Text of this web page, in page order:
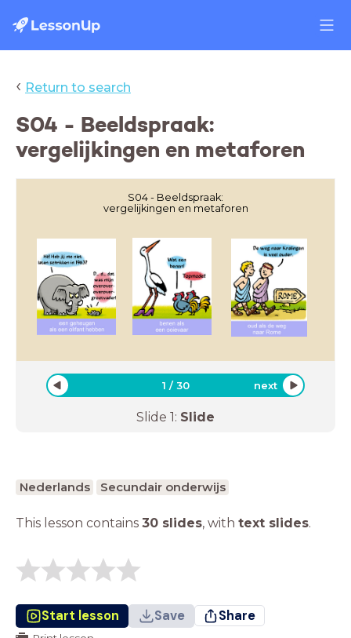
‹ Return to search
S04 - Beeldspraak:
vergelijkingen en metaforen
S04 - Beeldspraak:
vergelijkingen en metaforen
1 /30 next
Slide 1: Slide
Nederlands Secundair onderwijs
This lesson contains 30 slides, with text slides.
Start lesson Save Share